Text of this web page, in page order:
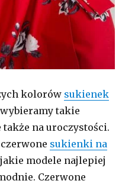
kolorów sukienek
takie
także na uroczystości.
sukienki na
modele najlepiej
Czerwone